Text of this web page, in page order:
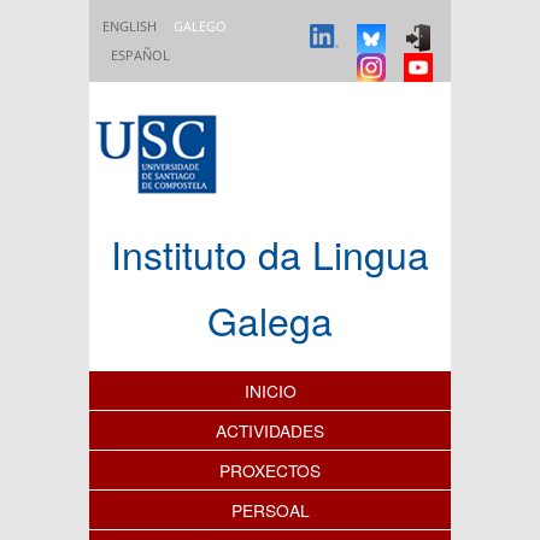
ENGLISH
GALEGO
ESPAÑOL
Instituto da Lingua
Galega
Índice de contidos
INICIO
ACTIVIDADES
PROXECTOS
PERSOAL